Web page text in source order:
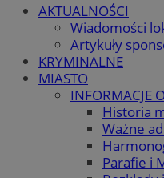
AKTUALNOŚCI
Wiadomości
Artykuły
KRYMINALNE
MIASTO
INFORMACJE
Historia
Ważne
Parafie i